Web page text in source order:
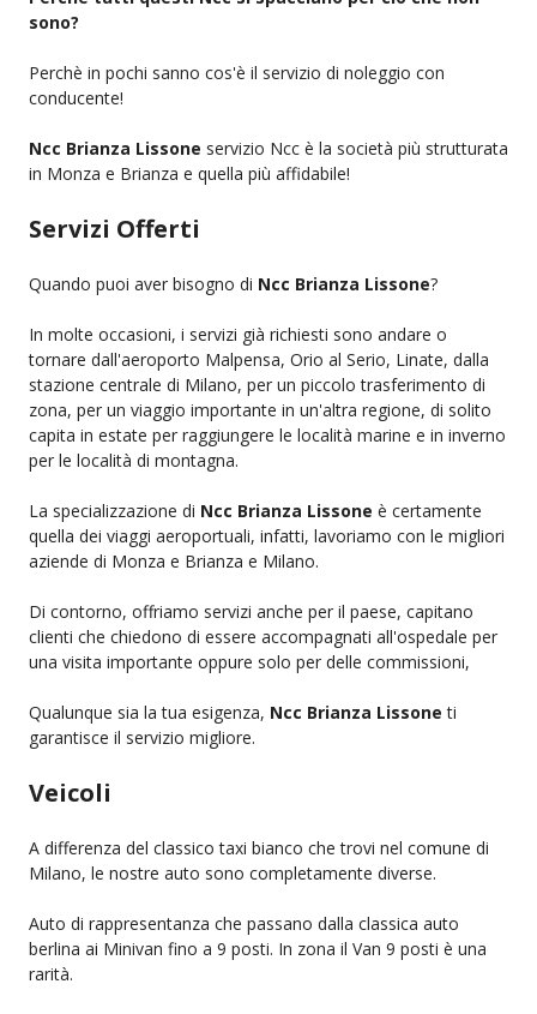
sono?
Perchè in pochi sanno cos'è il servizio di noleggio con
conducente!
Ncc Brianza Lissone servizio Ncc è la società più strutturata
in Monza e Brianza e quella più affidabile!
Servizi Offerti
Quando puoi aver bisogno di Ncc Brianza Lissone?
In molte occasioni, i servizi già richiesti sono andare o
tornare dall'aeroporto Malpensa, Orio al Serio, Linate, dalla
stazione centrale di Milano, per un piccolo trasferimento di
zona, per un viaggio importante in un'altra regione, di solito
capita in estate per raggiungere le località marine e in inverno
per le località di montagna.
La specializzazione di Ncc Brianza Lissone è certamente
quella dei viaggi aeroportuali, infatti, lavoriamo con le migliori
aziende di Monza e Brianza e Milano.
Di contorno, offriamo servizi anche per il paese, capitano
clienti che chiedono di essere accompagnati all'ospedale per
una visita importante oppure solo per delle commissioni,
Qualunque sia la tua esigenza, Ncc Brianza Lissone ti
garantisce il servizio migliore.
Veicoli
A differenza del classico taxi bianco che trovi nel comune di
Milano, le nostre auto sono completamente diverse.
Auto di rappresentanza che passano dalla classica auto
berlina ai Minivan fino a 9 posti. In zona il Van 9 posti è una
rarità.